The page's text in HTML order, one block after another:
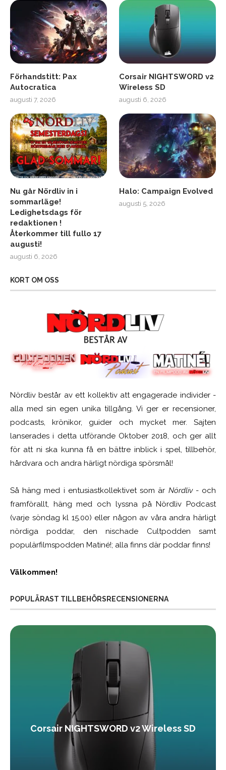
Förhandstitt: Pax
Autocratica
augusti 7, 2026
Corsair NIGHTSWORD v2
Wireless SD
augusti 6, 2026
Nu går Nördliv in i
sommarläge!
Ledighetsdags för
redaktionen !
Återkommer till fullo 17
augusti!
augusti 6, 2026
Halo: Campaign Evolved
augusti 5, 2026
KORT OM OSS
Nördliv består av ett kollektiv att engagerade individer -
alla med sin egen unika tillgång. Vi ger er recensioner,
podcasts, krönikor, guider och mycket mer. Sajten
lanserades i detta utförande Oktober 2018, och ger allt
för att ni ska kunna få en bättre inblick i spel, tillbehör,
hårdvara och andra härligt nördiga spörsmål!
Så häng med i entusiastkollektivet som är Nördliv- och
framförallt, häng med och lyssna på Nördliv Podcast
(varje söndag kl 15.00) eller någon av våra andra härligt
nördiga poddar, den nischade Cultpodden samt
populärfilmspodden Matiné!; alla finns där poddar finns!
Välkommen!
POPULÄRAST TILLBEHÖRSRECENSIONERNA
Corsair NIGHTSWORD v2 Wireless SD